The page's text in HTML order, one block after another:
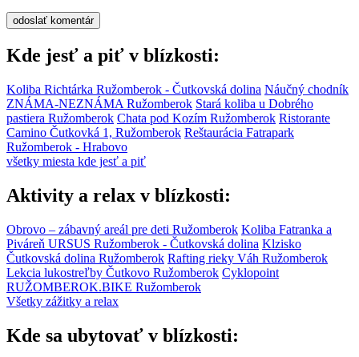
Kde jesť a piť v blízkosti:
Koliba Richtárka Ružomberok - Čutkovská dolina Náučný chodník
ZNÁMA-NEZNÁMA Ružomberok Stará koliba u Dobrého
pastiera Ružomberok Chata pod Kozím Ružomberok Ristorante
Camino Čutkovká 1, Ružomberok Reštaurácia Fatrapark
Ružomberok - Hrabovo
všetky miesta kde jesť a piť
Aktivity a relax v blízkosti:
Obrovo – zábavný areál pre deti Ružomberok Koliba Fatranka a
Piváreň URSUS Ružomberok - Čutkovská dolina Klzisko
Čutkovská dolina Ružomberok Rafting rieky Váh Ružomberok
Lekcia lukostreľby Čutkovo Ružomberok Cyklopoint
RUŽOMBEROK.BIKE Ružomberok
Všetky zážitky a relax
Kde sa ubytovať v blízkosti: